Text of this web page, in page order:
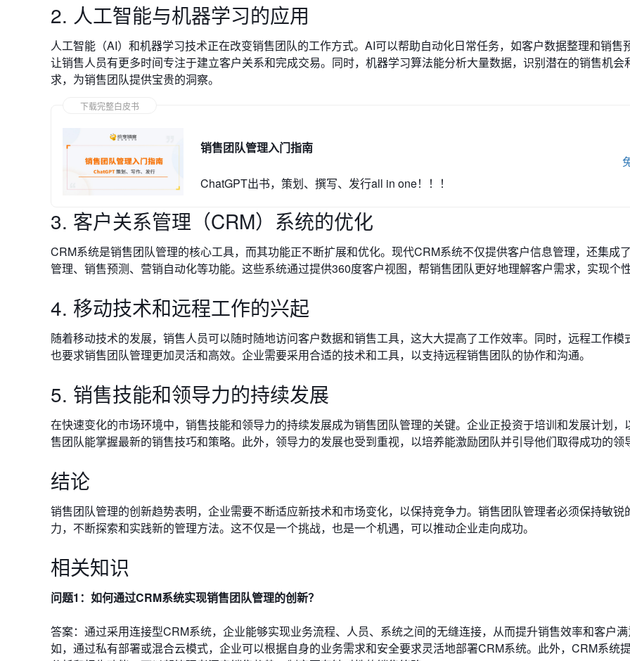
2. 人工智能与机器学习的应用
人工智能（AI）和机器学习技术正在改变销售团队的工作方式。AI可以帮助自动化日常任务，如客户数据整理和销售
让销售人员有更多时间专注于建立客户关系和完成交易。同时，机器学习算法能分析大量数据，识别潜在的销售机会
求，为销售团队提供宝贵的洞察。
下载完整白皮书
销售团队管理入门指南
ChatGPT出书，策划、撰写、发行all in one！！！
3. 客户关系管理（CRM）系统的优化
CRM系统是销售团队管理的核心工具，而其功能正不断扩展和优化。现代CRM系统不仅提供客户信息管理，还集成
管理、销售预测、营销自动化等功能。这些系统通过提供360度客户视图，帮销售团队更好地理解客户需求，实现个性
4. 移动技术和远程工作的兴起
随着移动技术的发展，销售人员可以随时随地访问客户数据和销售工具，这大大提高了工作效率。同时，远程工作模
也要求销售团队管理更加灵活和高效。企业需要采用合适的技术和工具，以支持远程销售团队的协作和沟通。
5. 销售技能和领导力的持续发展
在快速变化的市场环境中，销售技能和领导力的持续发展成为销售团队管理的关键。企业正投资于培训和发展计划，
售团队能掌握最新的销售技巧和策略。此外，领导力的发展也受到重视，以培养能激励团队并引导他们取得成功的领
结论
销售团队管理的创新趋势表明，企业需要不断适应新技术和市场变化，以保持竞争力。销售团队管理者必须保持敏锐
力，不断探索和实践新的管理方法。这不仅是一个挑战，也是一个机遇，可以推动企业走向成功。
相关知识
问题1：如何通过CRM系统实现销售团队管理的创新？
答案：通过采用连接型CRM系统，企业能够实现业务流程、人员、系统之间的无缝连接，从而提升销售效率和客户
如，通过私有部署或混合云模式，企业可以根据自身的业务需求和安全要求灵活地部署CRM系统。此外，CRM系统